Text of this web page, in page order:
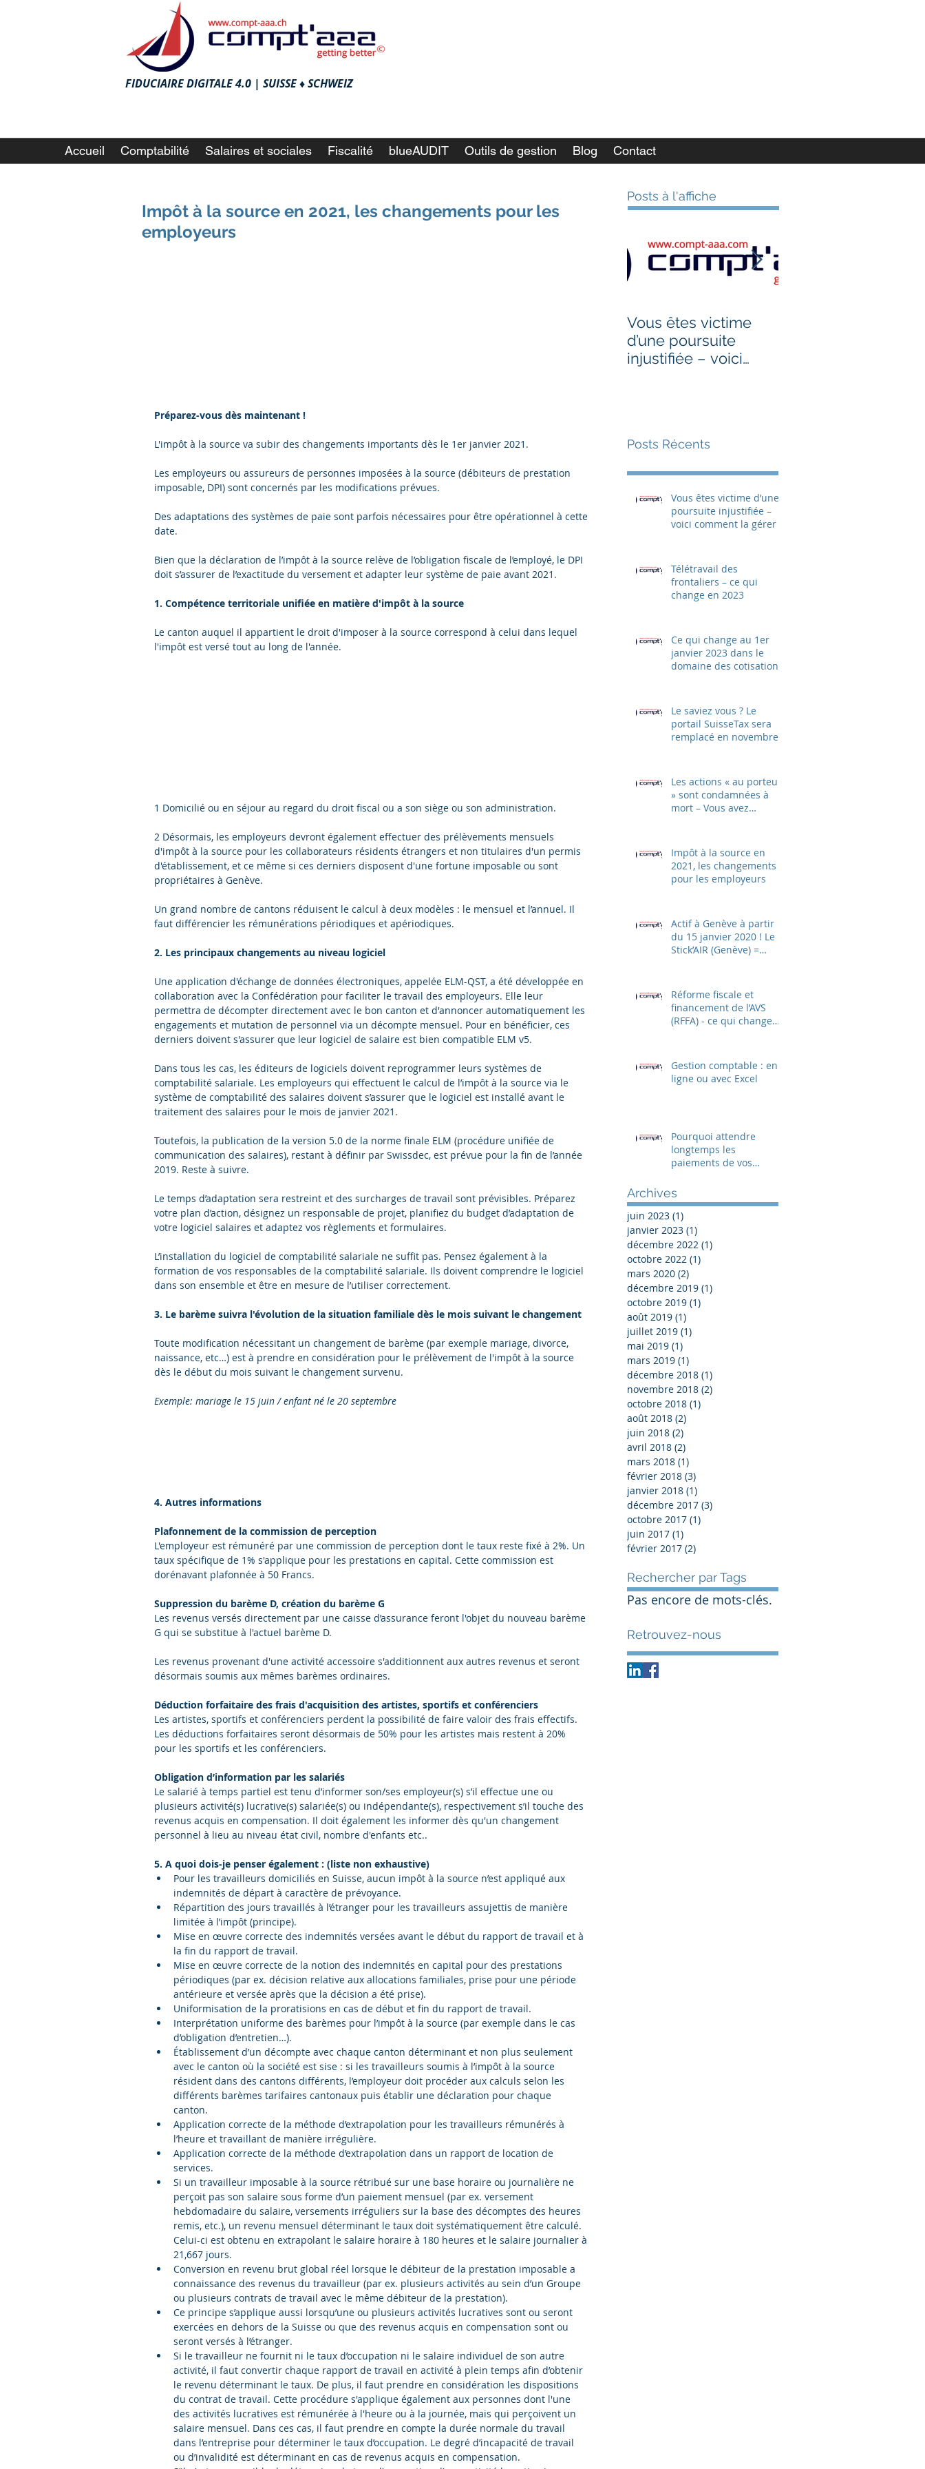
FIDUCIAIRE DIGITALE 4.0 | SUISSE ♦ SCHWEIZ
Accueil Comptabilité Salaires et sociales Fiscalité blueAUDIT Outils de gestion Blog Contact
Impôt à la source en 2021, les changements pour les
employeurs
Préparez-vous dès maintenant !
L'impôt à la source va subir des changements importants dès le 1er janvier 2021.
Les employeurs ou assureurs de personnes imposées à la source (débiteurs de prestation
imposable, DPI) sont concernés par les modifications prévues.
Des adaptations des systèmes de paie sont parfois nécessaires pour être opérationnel à cette
date.
Bien que la déclaration de l’impôt à la source relève de l’obligation fiscale de l’employé, le DPI
doit s’assurer de l’exactitude du versement et adapter leur système de paie avant 2021.
1. Compétence territoriale unifiée en matière d'impôt à la source
Le canton auquel il appartient le droit d'imposer à la source correspond à celui dans lequel
l'impôt est versé tout au long de l'année.
1 Domicilié ou en séjour au regard du droit fiscal ou a son siège ou son administration.
2 Désormais, les employeurs devront également effectuer des prélèvements mensuels
d'impôt à la source pour les collaborateurs résidents étrangers et non titulaires d'un permis
d'établissement, et ce même si ces derniers disposent d'une fortune imposable ou sont
propriétaires à Genève.
Un grand nombre de cantons réduisent le calcul à deux modèles : le mensuel et l’annuel. Il
faut différencier les rémunérations périodiques et apériodiques.
2. Les principaux changements au niveau logiciel
Une application d'échange de données électroniques, appelée ELM-QST, a été développée en
collaboration avec la Confédération pour faciliter le travail des employeurs. Elle leur
permettra de décompter directement avec le bon canton et d'annoncer automatiquement les
engagements et mutation de personnel via un décompte mensuel. Pour en bénéficier, ces
derniers doivent s'assurer que leur logiciel de salaire est bien compatible ELM v5.
Dans tous les cas, les éditeurs de logiciels doivent reprogrammer leurs systèmes de
comptabilité salariale. Les employeurs qui effectuent le calcul de l’impôt à la source via le
système de comptabilité des salaires doivent s’assurer que le logiciel est installé avant le
traitement des salaires pour le mois de janvier 2021.
Toutefois, la publication de la version 5.0 de la norme finale ELM (procédure unifiée de
communication des salaires), restant à définir par Swissdec, est prévue pour la fin de l’année
2019. Reste à suivre.
Le temps d’adaptation sera restreint et des surcharges de travail sont prévisibles. Préparez
votre plan d’action, désignez un responsable de projet, planifiez du budget d’adaptation de
votre logiciel salaires et adaptez vos règlements et formulaires.
L’installation du logiciel de comptabilité salariale ne suffit pas. Pensez également à la
formation de vos responsables de la comptabilité salariale. Ils doivent comprendre le logiciel
dans son ensemble et être en mesure de l’utiliser correctement.
3. Le barème suivra l'évolution de la situation familiale dès le mois suivant le changement
Toute modification nécessitant un changement de barème (par exemple mariage, divorce,
naissance, etc…) est à prendre en considération pour le prélèvement de l'impôt à la source
dès le début du mois suivant le changement survenu.
Exemple: mariage le 15 juin / enfant né le 20 septembre
4. Autres informations
Plafonnement de la commission de perception
L'employeur est rémunéré par une commission de perception dont le taux reste fixé à 2%. Un
taux spécifique de 1% s'applique pour les prestations en capital. Cette commission est
dorénavant plafonnée à 50 Francs.
Suppression du barème D, création du barème G
Les revenus versés directement par une caisse d’assurance feront l'objet du nouveau barème
G qui se substitue à l'actuel barème D.
Les revenus provenant d'une activité accessoire s'additionnent aux autres revenus et seront
désormais soumis aux mêmes barèmes ordinaires.
Déduction forfaitaire des frais d'acquisition des artistes, sportifs et conférenciers
Les artistes, sportifs et conférenciers perdent la possibilité de faire valoir des frais effectifs.
Les déductions forfaitaires seront désormais de 50% pour les artistes mais restent à 20%
pour les sportifs et les conférenciers.
Obligation d’information par les salariés
Le salarié à temps partiel est tenu d’informer son/ses employeur(s) s’il effectue une ou
plusieurs activité(s) lucrative(s) salariée(s) ou indépendante(s), respectivement s’il touche des
revenus acquis en compensation. Il doit également les informer dès qu'un changement
personnel à lieu au niveau état civil, nombre d'enfants etc..
5. A quoi dois-je penser également : (liste non exhaustive)
Pour les travailleurs domiciliés en Suisse, aucun impôt à la source n’est appliqué aux
indemnités de départ à caractère de prévoyance.
Répartition des jours travaillés à l’étranger pour les travailleurs assujettis de manière
limitée à l’impôt (principe).
Mise en œuvre correcte des indemnités versées avant le début du rapport de travail et à
la fin du rapport de travail.
Mise en œuvre correcte de la notion des indemnités en capital pour des prestations
périodiques (par ex. décision relative aux allocations familiales, prise pour une période
antérieure et versée après que la décision a été prise).
Uniformisation de la proratisions en cas de début et fin du rapport de travail.
Interprétation uniforme des barèmes pour l’impôt à la source (par exemple dans le cas
d’obligation d’entretien…).
Établissement d’un décompte avec chaque canton déterminant et non plus seulement
avec le canton où la société est sise : si les travailleurs soumis à l’impôt à la source
résident dans des cantons différents, l’employeur doit procéder aux calculs selon les
différents barèmes tarifaires cantonaux puis établir une déclaration pour chaque
canton.
Application correcte de la méthode d’extrapolation pour les travailleurs rémunérés à
l’heure et travaillant de manière irrégulière.
Application correcte de la méthode d’extrapolation dans un rapport de location de
services.
Si un travailleur imposable à la source rétribué sur une base horaire ou journalière ne
perçoit pas son salaire sous forme d’un paiement mensuel (par ex. versement
hebdomadaire du salaire, versements irréguliers sur la base des décomptes des heures
remis, etc.), un revenu mensuel déterminant le taux doit systématiquement être calculé.
Celui-ci est obtenu en extrapolant le salaire horaire à 180 heures et le salaire journalier à
21,667 jours.
Conversion en revenu brut global réel lorsque le débiteur de la prestation imposable a
connaissance des revenus du travailleur (par ex. plusieurs activités au sein d’un Groupe
ou plusieurs contrats de travail avec le même débiteur de la prestation).
Ce principe s’applique aussi lorsqu’une ou plusieurs activités lucratives sont ou seront
exercées en dehors de la Suisse ou que des revenus acquis en compensation sont ou
seront versés à l’étranger.
Si le travailleur ne fournit ni le taux d’occupation ni le salaire individuel de son autre
activité, il faut convertir chaque rapport de travail en activité à plein temps afin d’obtenir
le revenu déterminant le taux. De plus, il faut prendre en considération les dispositions
du contrat de travail. Cette procédure s'applique également aux personnes dont l'une
des activités lucratives est rémunérée à l'heure ou à la journée, mais qui perçoivent un
salaire mensuel. Dans ces cas, il faut prendre en compte la durée normale du travail
dans l’entreprise pour déterminer le taux d’occupation. Le degré d’incapacité de travail
ou d’invalidité est déterminant en cas de revenus acquis en compensation.
Posts à l'affiche
Vous êtes victime
d’une poursuite
injustifiée – voici
Posts Récents
Vous êtes victime d’une
poursuite injustifiée –
voici comment la gérer
Télétravail des
frontaliers – ce qui
change en 2023
Ce qui change au 1er
janvier 2023 dans le
domaine des cotisations
Le saviez vous ? Le
portail SuisseTax sera
remplacé en novembre
Les actions « au porteur
» sont condamnées à
mort – Vous avez
Impôt à la source en
2021, les changements
pour les employeurs
Actif à Genève à partir
du 15 janvier 2020 ! Le
Stick’AIR (Genève) =
Réforme fiscale et
financement de l’AVS
(RFFA) - ce qui change
Gestion comptable : en
ligne ou avec Excel
Pourquoi attendre
longtemps les
paiements de vos
Archives
juin 2023 (1)
janvier 2023 (1)
décembre 2022 (1)
octobre 2022 (1)
mars 2020 (2)
décembre 2019 (1)
octobre 2019 (1)
août 2019 (1)
juillet 2019 (1)
mai 2019 (1)
mars 2019 (1)
décembre 2018 (1)
novembre 2018 (2)
octobre 2018 (1)
août 2018 (2)
juin 2018 (2)
avril 2018 (2)
mars 2018 (1)
février 2018 (3)
janvier 2018 (1)
décembre 2017 (3)
octobre 2017 (1)
juin 2017 (1)
février 2017 (2)
Rechercher par Tags
Pas encore de mots-clés.
Retrouvez-nous